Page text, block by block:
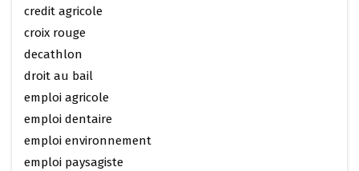
credit agricole
croix rouge
decathlon
droit au bail
emploi agricole
emploi dentaire
emploi environnement
emploi paysagiste